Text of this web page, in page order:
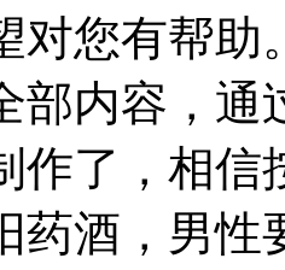
对您有帮
部内容，
作了，相信
药酒，男性